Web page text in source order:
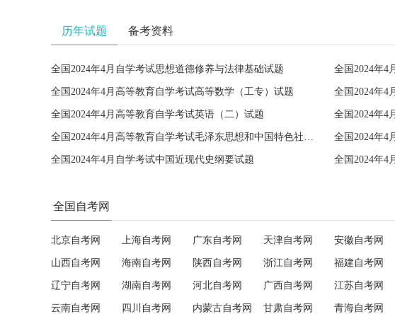
历年试题 备考资料
全国2024年4月自学考试思想道德修养与法律基础试题
全国2024年4月高等教育自学考试高等数学（工专）试题 全国2024年4
全国2024年4月高等教育自学考试英语（二）试题 全国2024年4
全国2024年4月高等教育自学考试毛泽东思想和中国特色社会主义理论体系概论试题 全国2024年4
全国2024年4月自学考试中国近现代史纲要试题 全国2024年4
全国自考网
北京自考网 上海自考网 广东自考网 天津自考网 安徽自考网
山西自考网 海南自考网 陕西自考网 浙江自考网 福建自考网
辽宁自考网 湖南自考网 河北自考网 广西自考网 江苏自考网
云南自考网 四川自考网 内蒙古自考网 甘肃自考网 青海自考网